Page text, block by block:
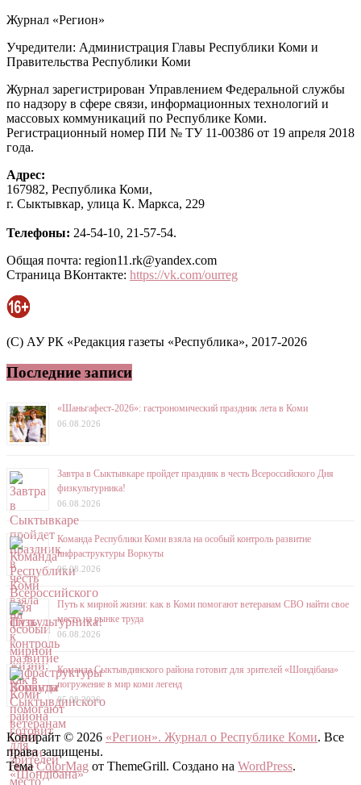
Журнал «Регион»
Учредители: Администрация Главы Республики Коми и
Правительства Республики Коми
Журнал зарегистрирован Управлением Федеральной службы
по надзору в сфере связи, информационных технологий и
массовых коммуникаций по Республике Коми.
Регистрационный номер ПИ № ТУ 11-00386 от 19 апреля 2018
года.
Адрес:
167982, Республика Коми,
г. Сыктывкар, улица К. Маркса, 229
Телефоны: 24-54-10, 21-57-54.
Общая почта: region11.rk@yandex.com
Страница ВКонтакте: https://vk.com/ourreg
(C) АУ РК «Редакция газеты «Республика», 2017-2026
Последние записи
«Шаньгафест-2026»: гастрономический праздник лета в Коми
06.08.2026
Завтра в Сыктывкаре пройдет праздник в честь Всероссийского Дня
физкультурника!
06.08.2026
Команда Республики Коми взяла на особый контроль развитие
инфраструктуры Воркуты
06.08.2026
Путь к мирной жизни: как в Коми помогают ветеранам СВО найти свое
место на рынке труда
06.08.2026
Команда Сыктывдинского района готовит для зрителей «Шондібана»
погружение в мир коми легенд
05.08.2026
Копирайт © 2026 «Регион». Журнал о Республике Коми. Все
права защищены.
ТемаColorMag от ThemeGrill. Создано на WordPress.